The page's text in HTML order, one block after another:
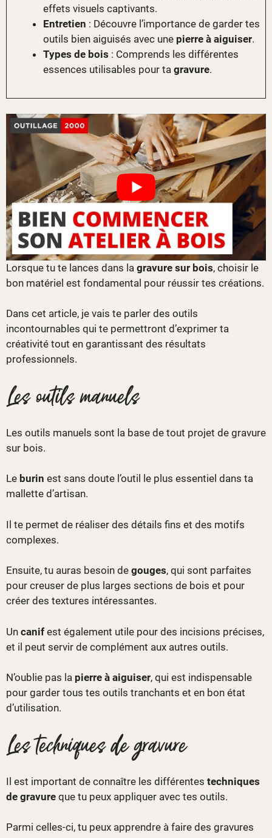
effets visuels captivants.
Entretien : Découvre l’importance de garder tes
outils bien aiguisés avec une pierre à aiguiser.
Types de bois : Comprends les différentes
essences utilisables pour ta gravure.
Lorsque tu te lances dans la gravure sur bois, choisir le
bon matériel est fondamental pour réussir tes créations.
Dans cet article, je vais te parler des outils
incontournables qui te permettront d’exprimer ta
créativité tout en garantissant des résultats
professionnels.
Les outils manuels
Les outils manuels sont la base de tout projet de gravure
sur bois.
Le burin est sans doute l’outil le plus essentiel dans ta
mallette d’artisan.
Il te permet de réaliser des détails fins et des motifs
complexes.
Ensuite, tu auras besoin de gouges, qui sont parfaites
pour creuser de plus larges sections de bois et pour
créer des textures intéressantes.
Un canif est également utile pour des incisions précises,
et il peut servir de complément aux autres outils.
N’oublie pas la pierre à aiguiser, qui est indispensable
pour garder tous tes outils tranchants et en bon état
d’utilisation.
Les techniques de gravure
Il est important de connaître les différentes techniques
de gravure que tu peux appliquer avec tes outils.
Parmi celles-ci, tu peux apprendre à faire des gravures